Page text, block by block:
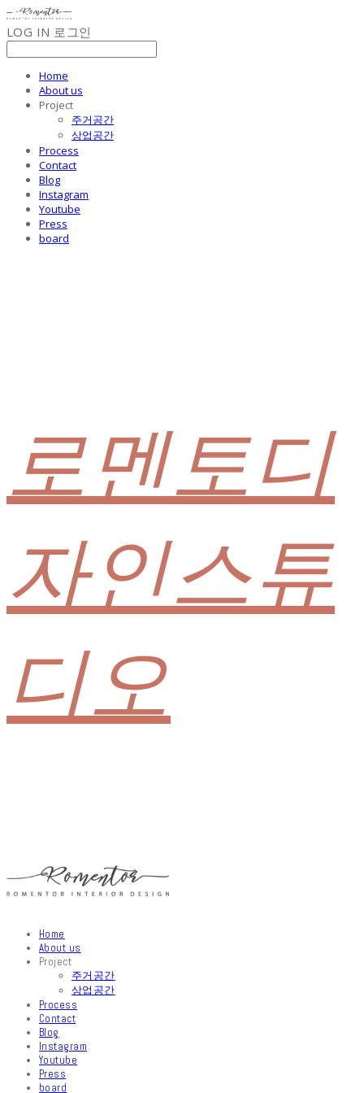
LOG IN 로그인
Home
About us
Project
주거공간
상업공간
Process
Contact
Blog
Instagram
Youtube
Press
board
로멘토디
자인스튜
디오
Home
About us
Project
주거공간
상업공간
Process
Contact
Blog
Instagram
Youtube
Press
board